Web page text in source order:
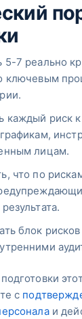
5-7 реально
ключевым
каждый риск
лицам.
что по
блок
с
и